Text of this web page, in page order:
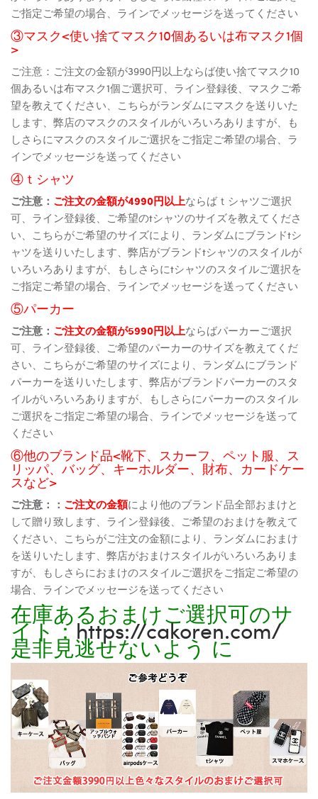
ご指定ご希望の場合、ラインでメッセージを送ってください
③マスク<使い捨てマスク10個あるいは布マスク1個
>
ご注意：ご注文の金額が3990円以上ならば使い捨てマスク10
個あるいは布マスク1個ご選択可、ライン登録後、マスクご希
望を教えてください、こちらがランダムにマスクを送りいた
します、弊店のマスクのスタイルがいろいろありますが、も
しさらにマスクのスタイルご選択をご指定ご希望の場合、ラ
インでメッセージを送ってください
④ｔシャツ
ご注意： ご注文の金額が4990円以上ならばｔシャツご選択
可、ライン登録後、ご希望のtシャツのサイズを教えてくださ
い、こちらがご希望のサイズにより、ランダムにブランドtシ
ャツを送りいたします、弊店がブランドtシャツのスタイルが
いろいろありますが、もしさらにtシャツのスタイルご選択を
ご指定ご希望の場合、ラインでメッセージを送ってください
⑤パーカー
ご注意： ご注文の金額が5990円以上ならばパーカーご選択
可、ライン登録後、ご希望のパーカーのサイズを教えてくだ
さい、こちらがご希望のサイズにより、ランダムにブランド
パーカーを送りいたします、弊店がブランドパーカーのスタ
イルがいろいろありますが、もしさらにパーカーのスタイル
ご選択をご指定ご希望の場合、ラインでメッセージを送って
ください
⑥他のブランド品<靴下、スカーフ、ペット服、ス
リッパ、バッグ、キーホルダー、財布、カードケー
スなど>
ご注意：： ご注文の金額により他のブランド品全部おまけと
して贈り致します、ライン登録後、ご希望のおまけを教えて
ください、こちらがご注文の金額により、ランダムにおまけ
を送りいたします、弊店がおまけスタイルがいろいろありま
すが、もしさらにおまけのスタイルご選択をご指定ご希望の
場合、ラインでメッセージを送ってください
在庫あるおまけご選択可のサ
イト：https://cakoren.com/
是非見逃せないよう に